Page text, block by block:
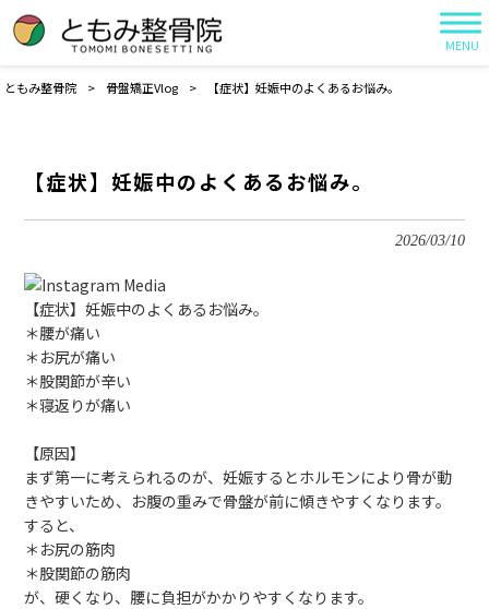
MENU
ともみ整骨院 > 骨盤矯正Vlog > 【症状】妊娠中のよくあるお悩み。
【症状】妊娠中のよくあるお悩み。
2026/03/10
【症状】妊娠中のよくあるお悩み。
＊腰が痛い
＊お尻が痛い
＊股関節が辛い
＊寝返りが痛い
【原因】
まず第一に考えられるのが、妊娠するとホルモンにより骨が動
きやすいため、お腹の重みで骨盤が前に傾きやすくなります。
すると、
＊お尻の筋肉
＊股関節の筋肉
が、硬くなり、腰に負担がかかりやすくなります。